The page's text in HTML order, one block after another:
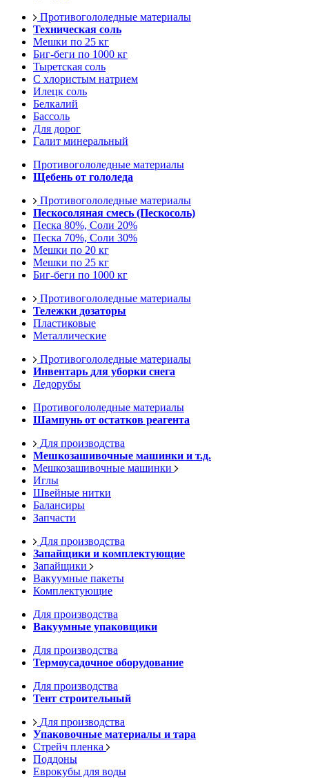
Противогололедные материалы
Техническая соль
Мешки по 25 кг
Биг-беги по 1000 кг
Тыретская соль
С хлористым натрием
Илецк соль
Белкалий
Бассоль
Для дорог
Галит минеральный
Противогололедные материалы
Щебень от гололеда
Противогололедные материалы
Пескосоляная смесь (Пескосоль)
Песка 80%, Соли 20%
Песка 70%, Соли 30%
Мешки по 20 кг
Мешки по 25 кг
Биг-беги по 1000 кг
Противогололедные материалы
Тележки дозаторы
Пластиковые
Металлические
Противогололедные материалы
Инвентарь для уборки снега
Ледорубы
Противогололедные материалы
Шампунь от остатков реагента
Для производства
Мешкозашивочные машинки и т.д.
Мешкозашивочные машинки
Иглы
Швейные нитки
Балансиры
Запчасти
Для производства
Запайщики и комплектующие
Запайщики
Вакуумные пакеты
Комплектующие
Для производства
Вакуумные упаковщики
Для производства
Термоусадочное оборудование
Для производства
Тент строительный
Для производства
Упаковочные материалы и тара
Стрейч пленка
Поддоны
Еврокубы для воды